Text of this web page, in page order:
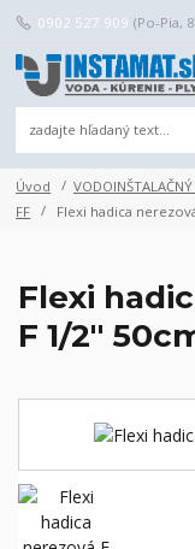
0902 527 909 (Po-Pia,
Úvod VODOINŠTALAČNÝ
FF
Flexi hadica
Flexi
F 1/2"